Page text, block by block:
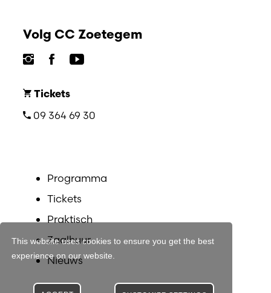
This website uses cookies to ensure you get the best
experience on our website.
Volg CC Zoetegem
Tickets
09 364 69 30
Programma
Tickets
Praktisch
Zaalhuur
Nieuws